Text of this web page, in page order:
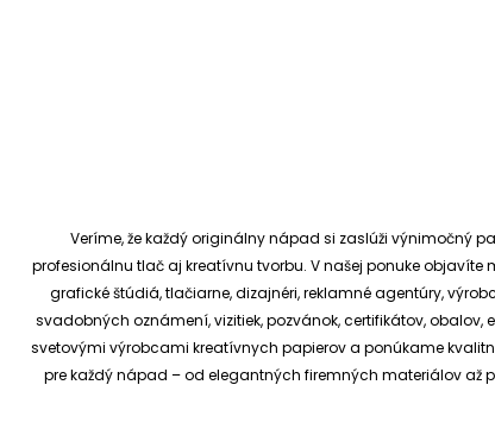
Veríme, že každý originálny nápad si zaslúži výnimočný
profesionálnu tlač aj kreatívnu tvorbu. V našej ponuke objavíte
grafické štúdiá, tlačiarne, dizajnéri, reklamné agentúry,
svadobných oznámení, vizitiek, pozvánok, certifikátov,
svetovými výrobcami kreatívnych papierov a ponúkame
pre každý nápad – od elegantných firemných materiálov až